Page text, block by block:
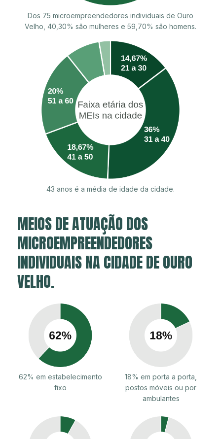
Dos 75 microempreendedores individuais de Ouro
Velho, 40,30% são mulheres e 59,70% são homens.
43 anos é a média de idade da cidade.
MEIOS DE ATUAÇÃO DOS
MICROEMPREENDEDORES
INDIVIDUAIS NA CIDADE DE OURO
VELHO.
62% em estabelecimento
fixo
18% em porta a porta,
postos móveis ou por
ambulantes